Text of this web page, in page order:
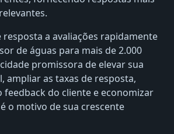
resposta a avaliações rapidamente
de águas para mais de 2.000
promissora de elevar sua
ampliar as taxas de resposta,
do cliente e economizar
o motivo de sua crescente